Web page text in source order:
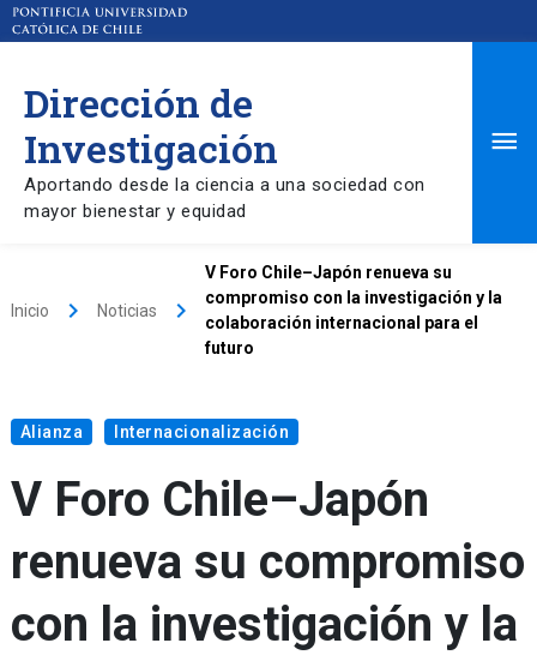
Dirección de
Investigación
Aportando desde la ciencia a una sociedad con
mayor bienestar y equidad
Inicio keyboard_arrow_right Noticias keyboard_arrow_right
V Foro Chile–Japón renueva su
compromiso con la investigación y la
colaboración internacional para el
futuro
Alianza Internacionalización
V Foro Chile–Japón
renueva su compromiso
con la investigación y la